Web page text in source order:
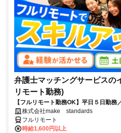
弁護士マッチングサービスの
リモート勤務)
【フルリモート勤務OK】平日５日勤
ルが身につく営業職
株式会社make standards
フルリモート
時給1,600円以上